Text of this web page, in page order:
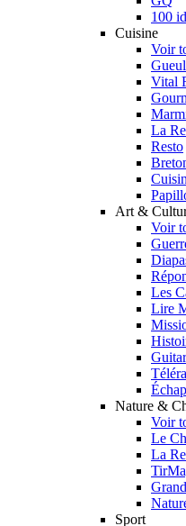
100
Cuisine
Voir
Vital
La
Resto
Art &
Voir
Les
Lire
Nature &
Voir
Le
La
Sport